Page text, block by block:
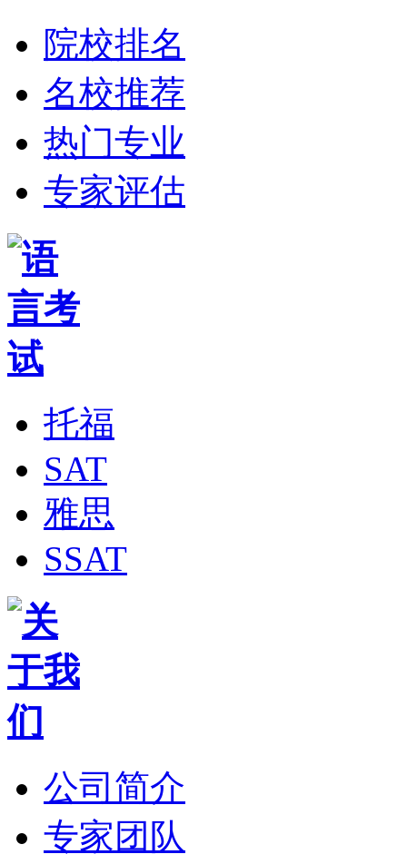
院校排名
名校推荐
热门专业
专家评估
托福
SAT
雅思
SSAT
公司简介
专家团队